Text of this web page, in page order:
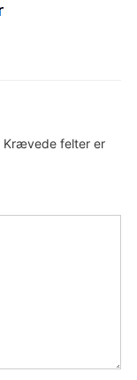
Krævede felter er